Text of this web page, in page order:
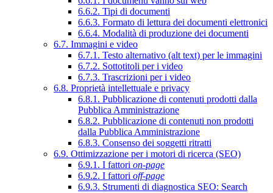
6.6.2. Tipi di documenti
6.6.3. Formato di lettura dei documenti elettronici
6.6.4. Modalità di produzione dei documenti
6.7. Immagini e video
6.7.1. Testo alternativo (alt text) per le immagini
6.7.2. Sottotitoli per i video
6.7.3. Trascrizioni per i video
6.8. Proprietà intellettuale e privacy
6.8.1. Pubblicazione di contenuti prodotti dalla
Pubblica Amministrazione
6.8.2. Pubblicazione di contenuti non prodotti
dalla Pubblica Amministrazione
6.8.3. Consenso dei soggetti ritratti
6.9. Ottimizzazione per i motori di ricerca (SEO)
6.9.1. I fattori on-page
6.9.2. I fattori off-page
6.9.3. Strumenti di diagnostica SEO: Search